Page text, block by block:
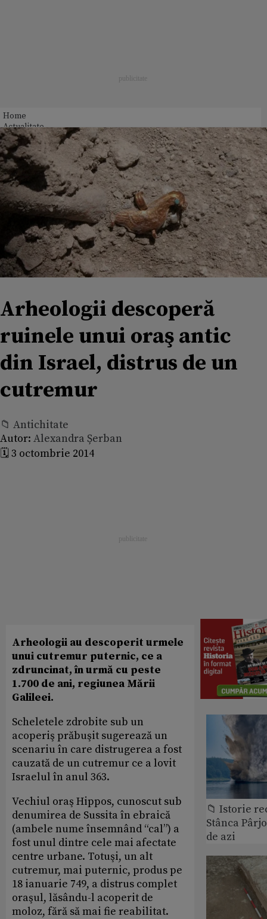
Home
Actualitate
Arheologii descoperă
ruinele unui oraş antic
din Israel, distrus de un
cutremur
📁 Antichitate
Autor: Alexandra Șerban
🗓️ 3 octombrie 2014
Arheologii au descoperit urmele
unui cutremur puternic, ce a
zdruncinat, în urmă cu peste
1.700 de ani, regiunea Mării
Galileei.
Scheletele zdrobite sub un
acoperiş prăbuşit sugerează un
scenariu în care distrugerea a fost
cauzată de un cutremur ce a lovit
Israelul în anul 363.
Vechiul oraş Hippos, cunoscut sub
denumirea de Sussita în ebraică
(ambele nume însemnând “cal”) a
fost unul dintre cele mai afectate
centre urbane. Totuşi, un alt
cutremur, mai puternic, produs pe
18 ianuarie 749, a distrus complet
oraşul, lăsându-l acoperit de
moloz, fără să mai fie reabilitat.
📁 Istorie
Stânca
de azi